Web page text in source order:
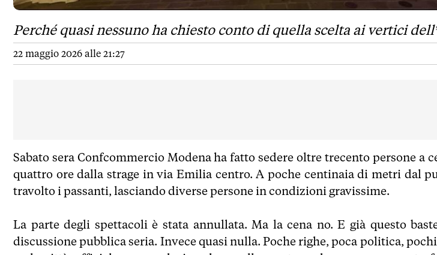
Perché quasi nessuno ha chiesto conto di quella scelta ai vertici
22 maggio 2026 alle 21:27
Sabato sera Confcommercio Modena ha fatto sedere oltre trecento persone a
quattro ore dalla strage in via Emilia centro. A poche centinaia di metri dal
travolto i passanti, lasciando diverse persone in condizioni gravissime.
La parte degli spettacoli è stata annullata. Ma la cena no. E già questo
discussione pubblica seria. Invece quasi nulla. Poche righe, poca politica,